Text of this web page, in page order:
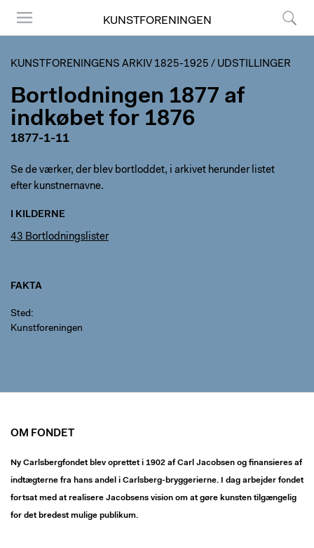
KUNSTFORENINGEN
KUNSTFORENINGENS ARKIV 1825-1925 / UDSTILLINGER
Bortlodningen 1877 af
indkøbet for 1876
1877-1-11
Se de værker, der blev bortloddet, i arkivet herunder listet
efter kunstnernavne.
I KILDERNE
43 Bortlodningslister
FAKTA
Sted
Kunstforeningen
OM FONDET
Ny Carlsbergfondet blev oprettet i 1902 af Carl Jacobsen og finansieres af
indtægterne fra hans andel i Carlsberg-bryggerierne. I dag arbejder fondet
fortsat med at realisere Jacobsens vision om at gøre kunsten tilgængelig
for det bredest mulige publikum.